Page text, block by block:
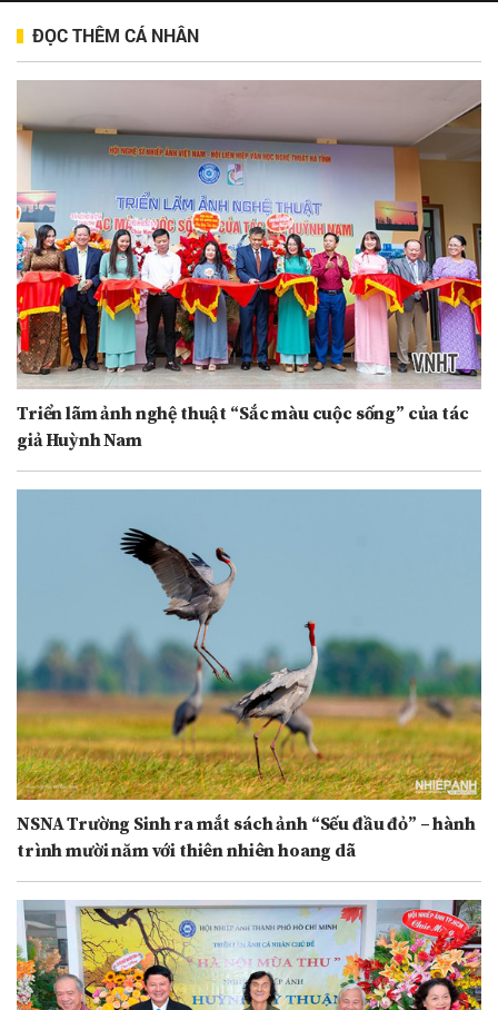
ĐỌC THÊM CÁ NHÂN
Triển lãm ảnh nghệ thuật “Sắc màu cuộc sống” của tác
giả Huỳnh Nam
NSNA Trường Sinh ra mắt sách ảnh “Sếu đầu đỏ” – hành
trình mười năm với thiên nhiên hoang dã